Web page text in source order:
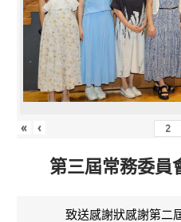
« ‹
第三屆常務委
致送感謝狀感謝第二